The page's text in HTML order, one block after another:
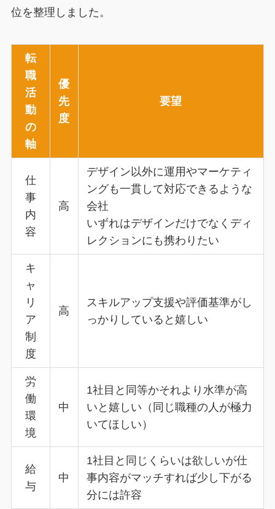
位を整理しました。
転
職
活
動
の
軸
優
先
度
要望
仕
事
内
容
高
デザイン以外に運用やマーケティ
ングも一貫して対応できるような
会社
いずれはデザインだけでなくディ
レクションにも携わりたい
キ
ャ
リ
ア
制
度
高
スキルアップ支援や評価基準がし
っかりしていると嬉しい
労
働
環
境
中
1社目と同等かそれより水準が高
いと嬉しい（同じ職種の人が極力
いてほしい）
給
与
中
1社目と同じくらいは欲しいが仕
事内容がマッチすれば少し下がる
分には許容